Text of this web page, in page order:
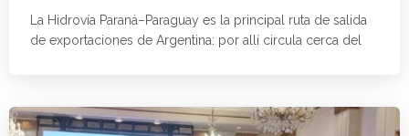
La Hidrovía Paraná–Paraguay es la principal ruta de salida
de exportaciones de Argentina: por allí circula cerca del